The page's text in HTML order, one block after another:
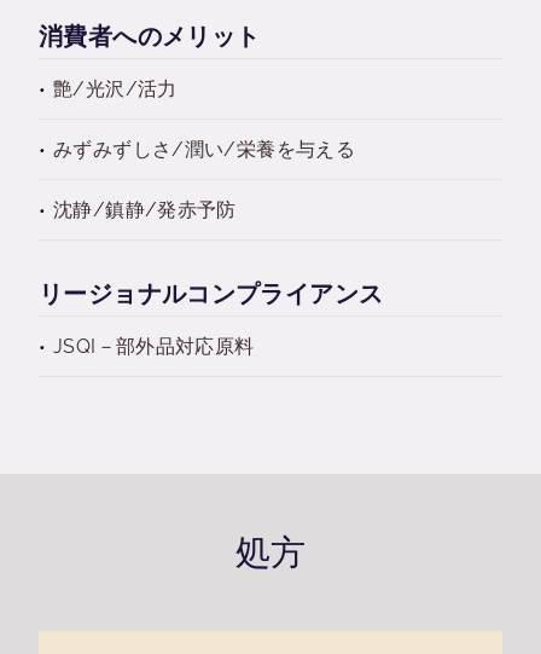
消費者へのメリット
艶/光沢/活力
みずみずしさ/潤い/栄養を与える
沈静/鎮静/発赤予防
リージョナルコンプライアンス
JSQI－部外品対応原料
処方